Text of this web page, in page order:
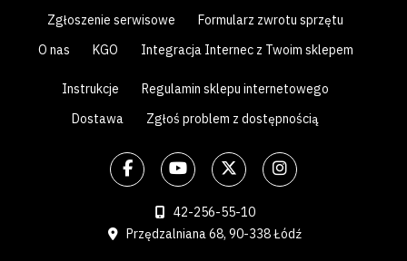
Zgłoszenie serwisowe
Formularz zwrotu sprzętu
O nas
KGO Integracja Internec z Twoim sklepem
Instrukcje
Regulamin sklepu internetowego
Dostawa
Zgłoś problem z dostępnością
42-256-55-10
Przędzalniana 68, 90-338 Łódź